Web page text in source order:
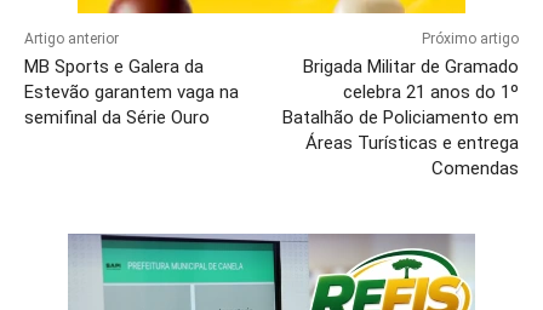
Artigo anterior
MB Sports e Galera da
Estevão garantem vaga na
semifinal da Série Ouro
Próximo artigo
Brigada Militar de Gramado
celebra 21 anos do 1º
Batalhão de Policiamento em
Áreas Turísticas e entrega
Comendas